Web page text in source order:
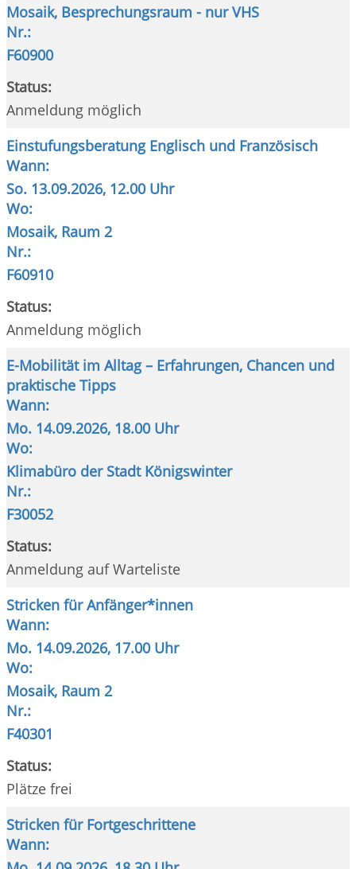
Mosaik, Besprechungsraum - nur VHS
Nr.:
F60900
Status:
Anmeldung möglich
Einstufungsberatung Englisch und Französisch
Wann:
So. 13.09.2026, 12.00 Uhr
Wo:
Mosaik, Raum 2
Nr.:
F60910
Status:
Anmeldung möglich
E-Mobilität im Alltag – Erfahrungen, Chancen und
praktische Tipps
Wann:
Mo. 14.09.2026, 18.00 Uhr
Wo:
Klimabüro der Stadt Königswinter
Nr.:
F30052
Status:
Anmeldung auf Warteliste
Stricken für Anfänger*innen
Wann:
Mo. 14.09.2026, 17.00 Uhr
Wo:
Mosaik, Raum 2
Nr.:
F40301
Status:
Plätze frei
Stricken für Fortgeschrittene
Wann: